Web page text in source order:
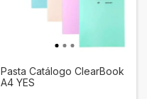
Pasta Catálogo ClearBook
A4 YES